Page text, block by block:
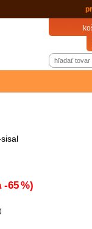
a
65 %)